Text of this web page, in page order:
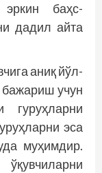
баҳс-
дадил айта
аниқ йўл-
бажариш учун
гуруҳларни
эса
муҳимдир.